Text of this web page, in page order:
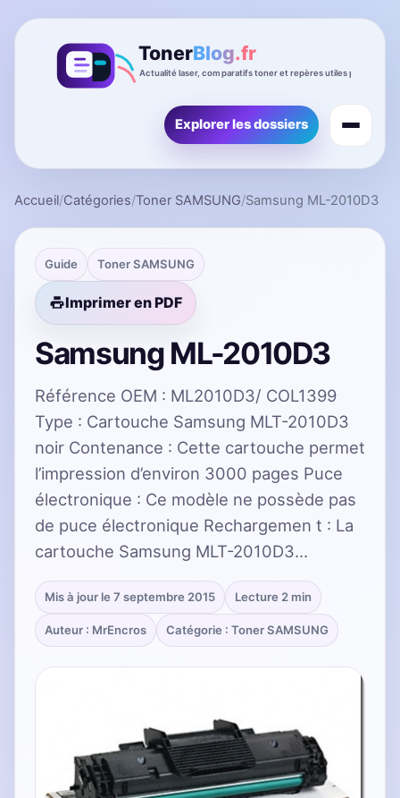
Explorer les dossiers
Accueil/Catégories/Toner SAMSUNG/Samsung ML-2010D3
Guide Toner SAMSUNG
Imprimer en PDF
Samsung ML-2010D3
Référence OEM : ML2010D3/ COL1399
Type : Cartouche Samsung MLT-2010D3
noir Contenance : Cette cartouche permet
l’impression d’environ 3000 pages Puce
électronique : Ce modèle ne possède pas
de puce électronique Rechargemen t : La
cartouche Samsung MLT-2010D3…
Mis à jour le 7 septembre 2015 Lecture 2 min
Auteur : MrEncros Catégorie : Toner SAMSUNG